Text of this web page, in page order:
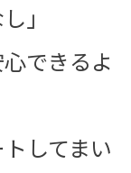
」
できるよ
してまい